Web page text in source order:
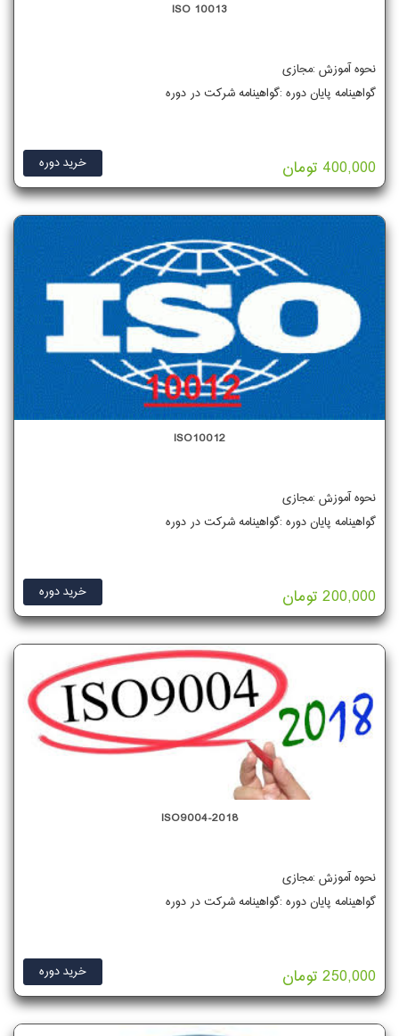
ISO 10013
نحوه آموزش :مجازی
گواهینامه پایان دوره :گواهینامه شرکت در دوره
خرید دوره 400,000 تومان
ISO10012
نحوه آموزش :مجازی
گواهینامه پایان دوره :گواهینامه شرکت در دوره
خرید دوره 200,000 تومان
ISO9004-2018
نحوه آموزش :مجازی
گواهینامه پایان دوره :گواهینامه شرکت در دوره
خرید دوره 250,000 تومان